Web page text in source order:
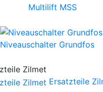
Multilift MSS
Niveauschalter Grundfos
Ersatzteile